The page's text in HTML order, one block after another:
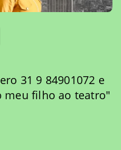
31 9 84901072 e
meu filho ao teatro"